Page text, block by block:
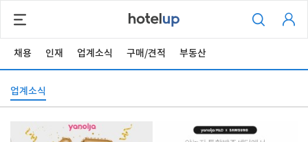
채용 인재 업계소식 구매/견적 부동산
업계소식